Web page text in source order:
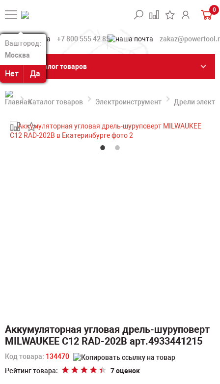
Ваш город:
Москва
Нет Да
Ваш город:
Москва
Нет Да
0
+7 800 555 42 85
Каталог товаров
Каталог товаров Электроинструмент Дрели
Аккумуляторная угловая дрель-шуруповерт
MILWAUKEE C12 RAD-202B арт.4933441215
Код товара: 134470
Рейтинг товара:
7 оценок